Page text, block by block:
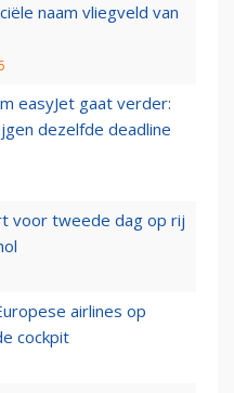
naam vliegveld van
easyJet gaat verder:
dezelfde deadline
voor tweede dag op rij
airlines op
cockpit